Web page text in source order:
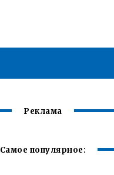
Реклама
Самое популярное: